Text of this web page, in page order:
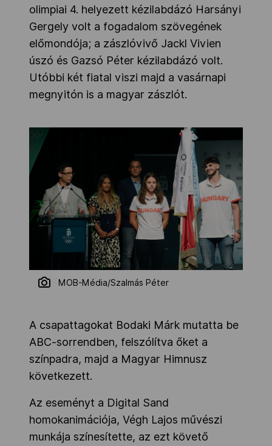
olimpiai 4. helyezett kézilabdázó Harsányi
Gergely volt a fogadalom szövegének
előmondója; a zászlóvivő Jackl Vivien
úszó és Gazsó Péter kézilabdázó volt.
Utóbbi két fiatal viszi majd a vasárnapi
megnyitón is a magyar zászlót.
MOB-Média/Szalmás Péter
A csapattagokat Bodaki Márk mutatta be
ABC-sorrendben, felszólítva őket a
színpadra, majd a Magyar Himnusz
következett.
Az eseményt a Digital Sand
homokanimációja, Végh Lajos művészi
munkája színesítette, az ezt követő